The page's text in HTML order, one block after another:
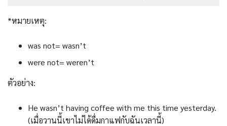
*หมายเหตุ:
was not= wasn’t
were not= weren’t
ตัวอย่าง:
He wasn’t having coffee with me this time yesterday.
(เมื่อวานนี้เขาไม่ได้ดื่มกาแฟกับฉันเวลานี้)